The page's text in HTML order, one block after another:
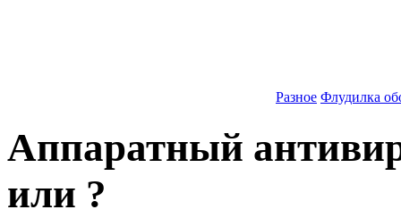
Разное Флудилка
Аппаратный
или ?